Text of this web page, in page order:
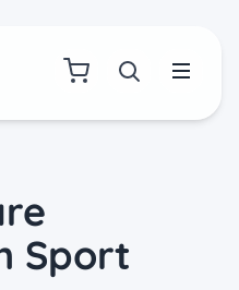
SucheMenü
Sport